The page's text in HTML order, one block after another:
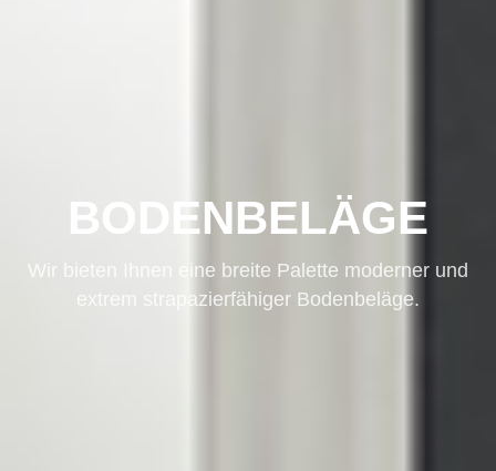
BODENBELÄGE
Wir bieten Ihnen eine breite Palette moderner und
extrem strapazierfähiger Bodenbeläge.